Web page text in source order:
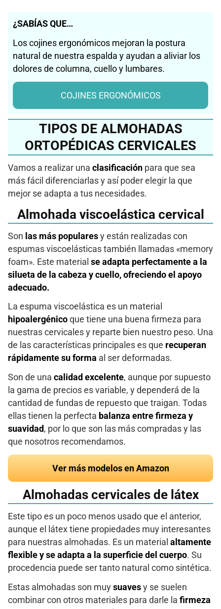
¿SABÍAS QUE…
Los cojines ergonómicos mejoran la postura
natural de nuestra espalda y ayudan a aliviar los
dolores de columna, cuello y lumbares.
COJINES ERGONÓMICOS
TIPOS DE ALMOHADAS
ORTOPÉDICAS CERVICALES
Vamos a realizar una clasificación para que sea
más fácil diferenciarlas y así poder elegir la que
mejor se adapta a tus necesidades.
Almohada viscoelástica cervical
Son las más populares y están realizadas con
espumas viscoelásticas también llamadas «memory
foam». Este material se adapta perfectamente a la
silueta de la cabeza y cuello, ofreciendo el apoyo
adecuado.
La espuma viscoelástica es un material
hipoalergénico que tiene una buena firmeza para
nuestras cervicales y reparte bien nuestro peso. Una
de las características principales es que recuperan
rápidamente su forma al ser deformadas.
Son de una calidad excelente, aunque por supuesto
la gama de precios es variable, y dependerá de la
cantidad de fundas de repuesto que traigan. Todas
ellas tienen la perfecta balanza entre firmeza y
suavidad , por lo que son las más compradas y las
que nosotros recomendamos.
Ver más modelos en Amazon
Almohadas cervicales de látex
Este tipo es un poco menos usado que el anterior,
aunque el látex tiene propiedades muy interesantes
para nuestras almohadas. Es un material altamente
flexible y se adapta a la superficie del cuerpo. Su
procedencia puede ser tanto natural como sintética.
Estas almohadas son muy suaves y se suelen
combinar con otros materiales para darle la firmeza